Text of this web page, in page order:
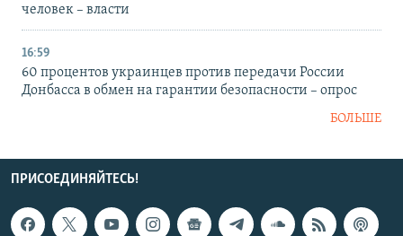
человек – власти
16:59
60 процентов украинцев против передачи России
Донбасса в обмен на гарантии безопасности – опрос
БОЛЬШЕ
ПРИСОЕДИНЯЙТЕСЬ!